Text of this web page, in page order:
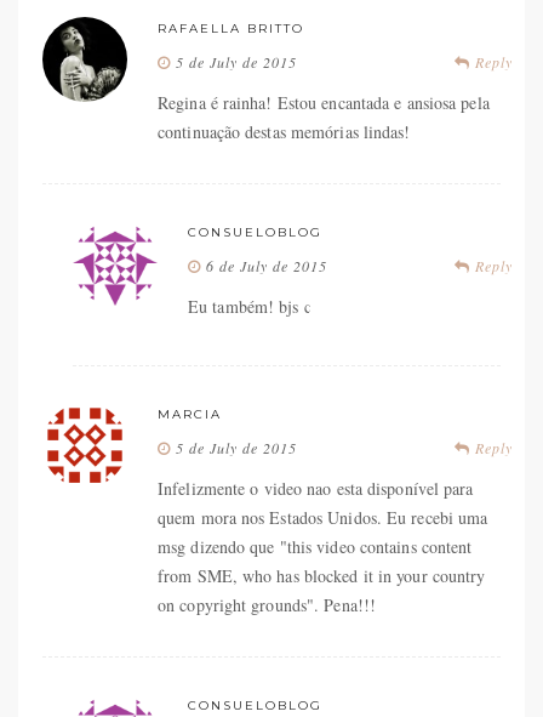
RAFAELLA BRITTO
Reply
5 de July de 2015
Regina é rainha! Estou encantada e ansiosa pela
continuação destas memórias lindas!
CONSUELOBLOG
Reply
6 de July de 2015
Eu também! bjs c
MARCIA
Reply
5 de July de 2015
Infelizmente o video nao esta disponível para
quem mora nos Estados Unidos. Eu recebi uma
msg dizendo que "this video contains content
from SME, who has blocked it in your country
on copyright grounds". Pena!!!
CONSUELOBLOG